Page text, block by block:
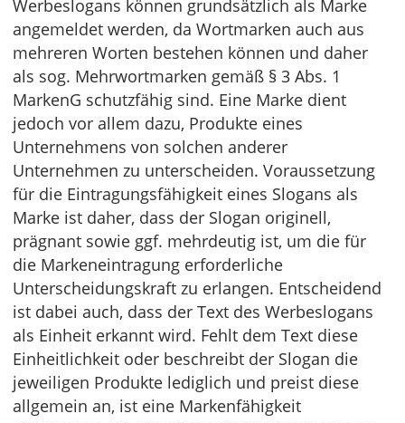
Werbeslogans können grundsätzlich als Marke
angemeldet werden, da Wortmarken auch aus
mehreren Worten bestehen können und daher
als sog. Mehrwortmarken gemäß § 3 Abs. 1
MarkenG schutzfähig sind. Eine Marke dient
jedoch vor allem dazu, Produkte eines
Unternehmens von solchen anderer
Unternehmen zu unterscheiden. Voraussetzung
für die Eintragungsfähigkeit eines Slogans als
Marke ist daher, dass der Slogan originell,
prägnant sowie ggf. mehrdeutig ist, um die für
die Markeneintragung erforderliche
Unterscheidungskraft zu erlangen. Entscheidend
ist dabei auch, dass der Text des Werbeslogans
als Einheit erkannt wird. Fehlt dem Text diese
Einheitlichkeit oder beschreibt der Slogan die
jeweiligen Produkte lediglich und preist diese
allgemein an, ist eine Markenfähigkeit